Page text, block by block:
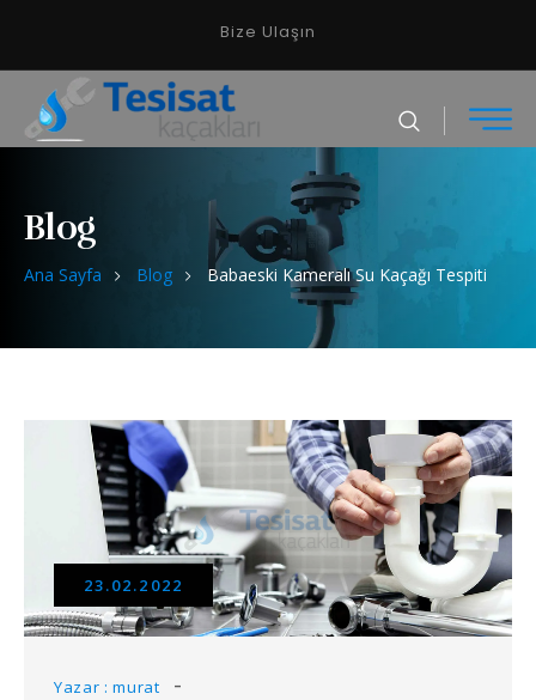
Bize Ulaşın
Blog
Ana Sayfa Blog Babaeski Kameralı Su Kaçağı Tespiti
23.02.2022
Yazar : murat